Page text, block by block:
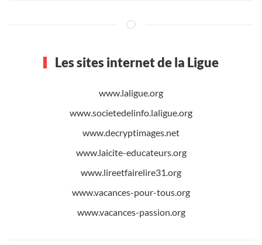
Les sites internet de la Ligue
www.laligue.org
www.societedelinfo.laligue.org
www.decryptimages.net
www.laicite-educateurs.org
www.lireetfairelire31.org
www.vacances-pour-tous.org
www.vacances-passion.org